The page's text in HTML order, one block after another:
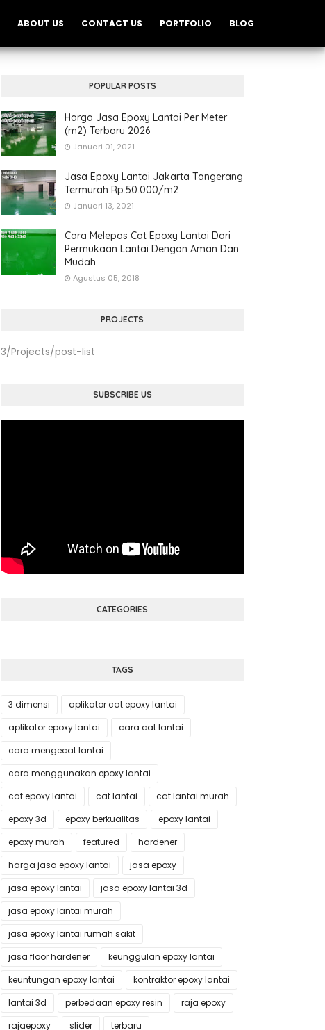
ABOUT US CONTACT US PORTFOLIO BLOG
POPULAR POSTS
Harga Jasa Epoxy Lantai Per Meter
(m2) Terbaru 2026
Januari 01, 2021
Jasa Epoxy Lantai Jakarta Tangerang
Termurah Rp.50.000/m2
Januari 13, 2021
Cara Melepas Cat Epoxy Lantai Dari
Permukaan Lantai Dengan Aman Dan
Mudah
Agustus 05, 2018
PROJECTS
3/Projects/post-list
SUBSCRIBE US
CATEGORIES
TAGS
3 dimensi
aplikator cat epoxy lantai
aplikator epoxy lantai
cara cat lantai
cara mengecat lantai
cara menggunakan epoxy lantai
cat epoxy lantai
cat lantai
cat lantai murah
epoxy 3d
epoxy berkualitas
epoxy lantai
epoxy murah
featured
hardener
harga jasa epoxy lantai
jasa epoxy
jasa epoxy lantai
jasa epoxy lantai 3d
jasa epoxy lantai murah
jasa epoxy lantai rumah sakit
jasa floor hardener
keunggulan epoxy lantai
keuntungan epoxy lantai
kontraktor epoxy lantai
lantai 3d
perbedaan epoxy resin
raja epoxy
rajaepoxy
slider
terbaru